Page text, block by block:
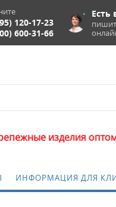
Есть
120-17-23
600-31-66
изделия оптом.
ИНФОРМАЦИЯ ДЛЯ